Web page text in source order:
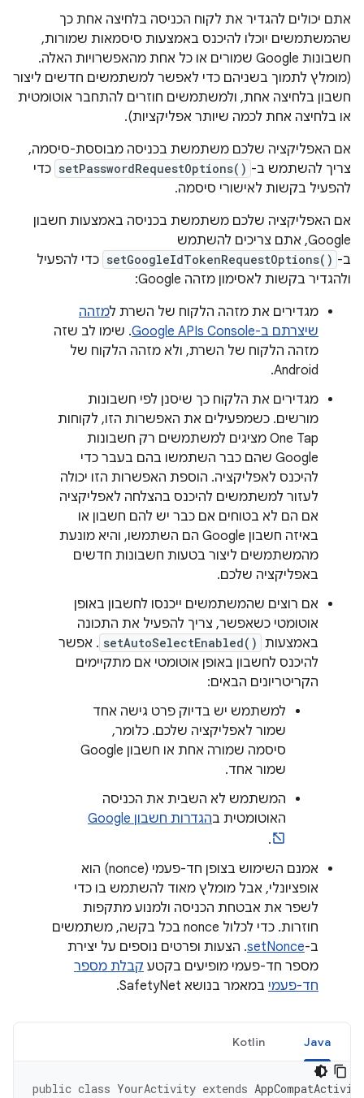
אתם יכולים להגדיר את לקוח הכניסה בלחיצה אחת כך
שהמשתמשים יוכלו להיכנס באמצעות סיסמאות שמורות,
חשבונות Google שמורים או כל אחת מהאפשרויות האלה.
(מומלץ לתמוך בשניהם כדי לאפשר למשתמשים חדשים ליצור
חשבון בלחיצה אחת, ולמשתמשים חוזרים להתחבר אוטומטית
או בלחיצה אחת לכמה שיותר אפליקציות).
אם האפליקציה שלכם משתמשת בכניסה מבוססת-סיסמה,
צריך להשתמש ב- setPasswordRequestOptions() כדי
להפעיל בקשות לאישורי סיסמה.
אם האפליקציה שלכם משתמשת בכניסה באמצעות חשבון
Google, אתם צריכים להשתמש
ב- setGoogleIdTokenRequestOptions() כדי להפעיל
ולהגדיר בקשות לאסימון מזהה Google:
מגדירים את מזהה הלקוח של השרת למזהה
שיצרתם ב-Google APIs Console
. שימו לב שזה
מזהה הלקוח של השרת, ולא מזהה הלקוח של
Android.
מגדירים את הלקוח כך שיסנן לפי חשבונות
מורשים. כשמפעילים את האפשרות הזו, לקוחות
One Tap מציגים למשתמשים רק חשבונות
Google שהם כבר השתמשו בהם בעבר כדי
להיכנס לאפליקציה. הוספת האפשרות הזו יכולה
לעזור למשתמשים להיכנס בהצלחה לאפליקציה
אם הם לא בטוחים אם כבר יש להם חשבון או
באיזה חשבון Google הם השתמשו, והיא מונעת
מהמשתמשים ליצור בטעות חשבונות חדשים
באפליקציה שלכם.
אם רוצים שהמשתמשים ייכנסו לחשבון באופן
אוטומטי כשאפשר, צריך להפעיל את התכונה
באמצעות setAutoSelectEnabled() . אפשר
להיכנס לחשבון באופן אוטומטי אם מתקיימים
הקריטריונים הבאים:
למשתמש יש בדיוק פרט גישה אחד
שמור לאפליקציה שלכם. כלומר,
סיסמה שמורה אחת או חשבון Google
שמור אחד.
המשתמש לא השבית את הכניסה
האוטומטית בהגדרות חשבון Google
.
אמנם השימוש בצופן חד-פעמי (nonce) הוא
אופציונלי, אבל מומלץ מאוד להשתמש בו כדי
לשפר את אבטחת הכניסה ולמנוע מתקפות
חוזרות. כדי לכלול nonce בכל בקשה, משתמשים
ב-setNonce. הצעות ופרטים נוספים על יצירת
מספר חד-פעמי מופיעים בקטע קבלת מספר
חד-פעמי במאמר בנושא SafetyNet.
Java
Kotlin
public class YourActivity extends